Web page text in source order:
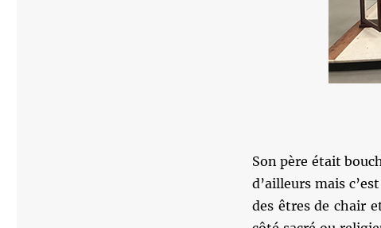
Son père était
d’ailleurs mais
des êtres de chair